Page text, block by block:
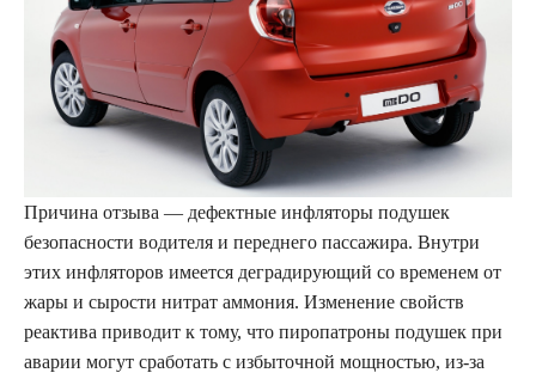
Причина отзыва — дефектные инфляторы подушек
безопасности водителя и переднего пассажира. Внутри
этих инфляторов имеется деградирующий со временем от
жары и сырости нитрат аммония. Изменение свойств
реактива приводит к тому, что пиропатроны подушек при
аварии могут сработать с избыточной мощностью, из-за